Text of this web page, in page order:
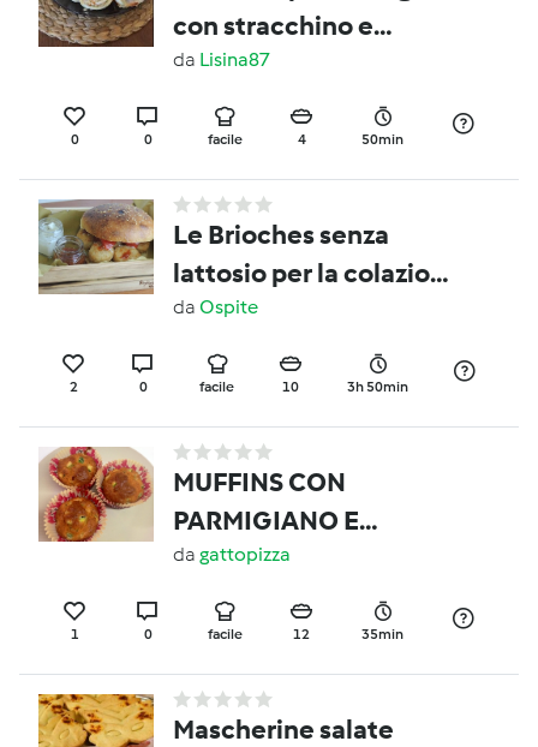
con stracchino e
prosciutto cotto
da Lisina87
0 0 facile 4 50min
Le Brioches senza
lattosio per la colazione
e non solo
da Ospite
2 0 facile 10 3h 50min
MUFFINS CON
PARMIGIANO E
ZUCCHINE
da gattopizza
1 0 facile 12 35min
Mascherine salate